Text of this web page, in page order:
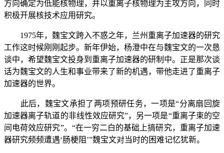
方向确定为低能核物理，并以重离子核物理为主攻方向，同时
积极开展核技术应用研究。
1975年，魏宝文跨入不惑之年，兰州重离子加速器的研究
工作这时候刚刚起步。新年伊始，杨澄中在与魏宝文的一次恳
谈中，希望魏宝文投身到重离子加速器的研制中。正是那次谈
话为魏宝文的人生和事业带来了新的机遇，带他走进了重离子
加速器的世界。
此后，魏宝文承担了两项预研任务，一项是“分离扇回旋
加速器离子轨道的非线性效应研究”，另一项是“重离子束的空
间电荷效应研究”。“在一穷二白的基础上搞研究，重离子加速
器研究频频遭遇‘肠梗阻’”魏宝文对当时的困难记忆犹新。